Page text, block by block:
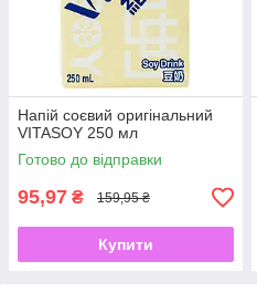
Напій соєвий оригінальний
VITASOY 250 мл
Готово до відправки
95,97 ₴ 159,95 ₴
Купити